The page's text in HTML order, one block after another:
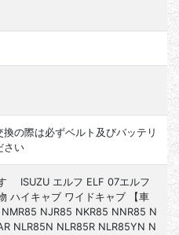
換の際は必ずベルト及びバッテリ
さい
ゞ ISUZU エルフ ELF 07エルフ
ハイキャブ ワイドキャブ 【車
NJR85 NKR85 NNR85 N
NLR85N NLR85R NLR85YN N